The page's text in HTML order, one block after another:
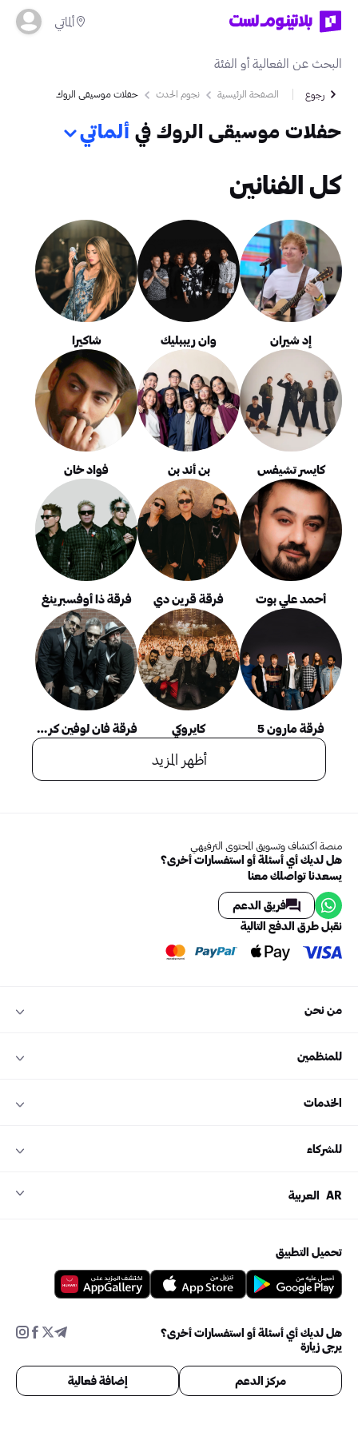
ألماتي
رجوع الصفحة الرئيسية نجوم الحدث حفلات موسيقى الروك
حفلات موسيقى الروك في ألماتي
كل الفنانين
إد شيران وان ريببليك شاكيرا
كايسر تشيفس بن أند بن فواد خان
أحمد علي بوت فرقة قرين دي فرقة ذا أوفسبرينغ
فرقة مارون 5 كايروكي فرقة فان لوفين كريمنالز
أظهر المزيد
منصة اكتشاف وتسويق المحتوى الترفيهي
هل لديك أي أسئلة أو استفسارات أخرى؟
يسعدنا تواصلك معنا
فريق الدعم
نقبل طرق الدفع التالية
من نحن
للمنظمين
الخدمات
للشركاء
AR العربية
تحميل التطبيق
هل لديك أي أسئلة أو استفسارات أخرى؟
يرجى زيارة
مركز الدعم إضافة فعالية